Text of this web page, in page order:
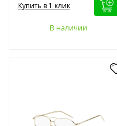
Купить в 1 клик
В наличии